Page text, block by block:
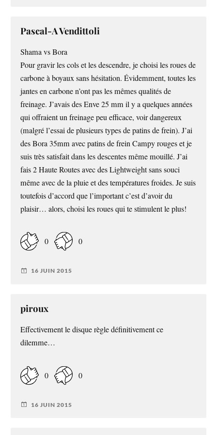
Pascal-A Vendittoli
Shama vs Bora
Pour gravir les cols et les descendre, je choisi les roues de
carbone à boyaux sans hésitation. Évidemment, toutes les
jantes en carbone n’ont pas les mêmes qualités de
freinage. J’avais des Enve 25 mm il y a quelques années
qui offraient un freinage peu efficace, voir dangereux
(malgré l’essai de plusieurs types de patins de frein). J’ai
des Bora 35mm avec patins de frein Campy rouges et je
suis très satisfait dans les descentes même mouillé. J’ai
fais 2 Haute Routes avec des Lightweight sans souci
même avec de la pluie et des températures froides. Je suis
toutefois d’accord que l’important c’est d’avoir du
plaisir… alors, choisi les roues qui te stimulent le plus!
0 0
16 JUIN 2015
piroux
Effectivement le disque règle définitivement ce
dilemme…
0 0
16 JUIN 2015